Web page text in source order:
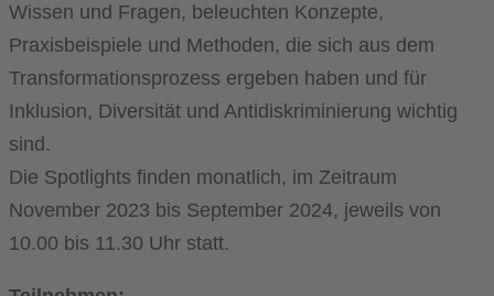
Wissen und Fragen, beleuchten Konzepte,
Praxisbeispiele und Methoden, die sich aus dem
Transformationsprozess ergeben haben und für
Inklusion, Diversität und Antidiskriminierung wichtig
sind.
Die Spotlights finden monatlich, im Zeitraum
November 2023 bis September 2024, jeweils von
10.00 bis 11.30 Uhr statt.